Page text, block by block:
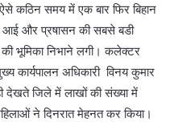
कठिन समय में एक बार फिर बिहान
आई और प्रषासन की सबसे बडी
की भूमिका निभाने लगी। कलेक्टर
कार्यपालन अधिकारी विनय कुमार
देखते जिले में लाखों की संख्या में
ने दिनरात मेहनत कर किया।